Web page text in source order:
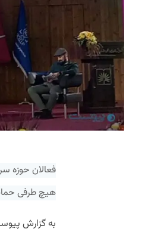
فعالان حوزه
هیچ طرفی
به گزارش